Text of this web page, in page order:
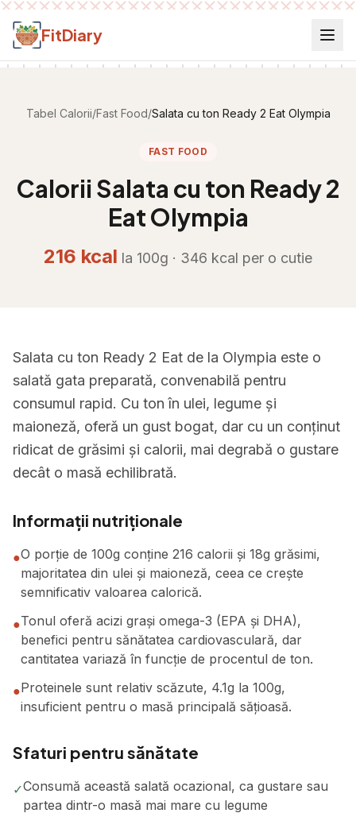
Salt la conținut
FitDiary
Tabel Calorii/Fast Food/Salata cu ton Ready 2 Eat Olympia
FAST FOOD
Calorii Salata cu ton Ready 2
Eat Olympia
216 kcal la 100g · 346 kcal per o cutie
Salata cu ton Ready 2 Eat de la Olympia este o
salată gata preparată, convenabilă pentru
consumul rapid. Cu ton în ulei, legume și
maioneză, oferă un gust bogat, dar cu un conținut
ridicat de grăsimi și calorii, mai degrabă o gustare
decât o masă echilibrată.
Informații nutriționale
●O porție de 100g conține 216 calorii și 18g grăsimi,
majoritatea din ulei și maioneză, ceea ce crește
semnificativ valoarea calorică.
●Tonul oferă acizi grași omega-3 (EPA și DHA),
benefici pentru sănătatea cardiovasculară, dar
cantitatea variază în funcție de procentul de ton.
●Proteinele sunt relativ scăzute, 4.1g la 100g,
insuficient pentru o masă principală sățioasă.
Sfaturi pentru sănătate
✓Consumă această salată ocazional, ca gustare sau
partea dintr-o masă mai mare cu legume